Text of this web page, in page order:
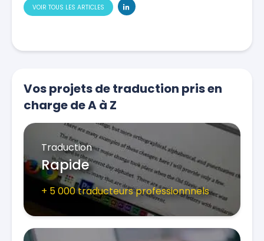
VOIR TOUS LES ARTICLES
Vos projets de traduction pris en
charge de A à Z
Traduction
Rapide
+ 5 000 traducteurs professionnnels